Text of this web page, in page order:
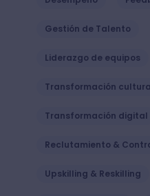
Gestión de Talento
Liderazgo de equipos
Transformación
Transformación digital
Reclutamiento &
Upskilling & Reskilling